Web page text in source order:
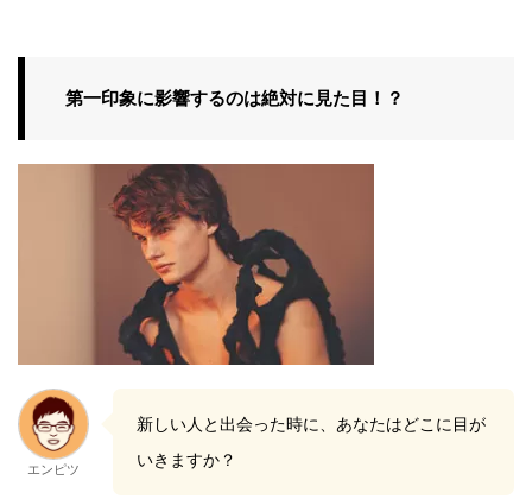
第一印象に影響するのは絶対に見た目！？
エンピツ
新しい人と出会った時に、あなたはどこに目が
いきますか？